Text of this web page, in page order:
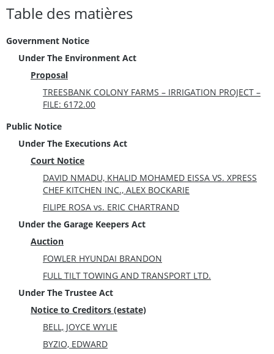
Table des matières
Government Notice
Under The Environment Act
Proposal
TREESBANK COLONY FARMS – IRRIGATION PROJECT –
FILE: 6172.00
Public Notice
Under The Executions Act
Court Notice
DAVID NMADU, KHALID MOHAMED EISSA VS. XPRESS
CHEF KITCHEN INC., ALEX BOCKARIE
FILIPE ROSA vs. ERIC CHARTRAND
Under the Garage Keepers Act
Auction
FOWLER HYUNDAI BRANDON
FULL TILT TOWING AND TRANSPORT LTD.
Under The Trustee Act
Notice to Creditors (estate)
BELL, JOYCE WYLIE
BYZIO, EDWARD